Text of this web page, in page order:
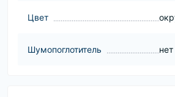
Цвет
Шумопоглотитель нет